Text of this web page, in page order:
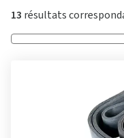
13 résultats